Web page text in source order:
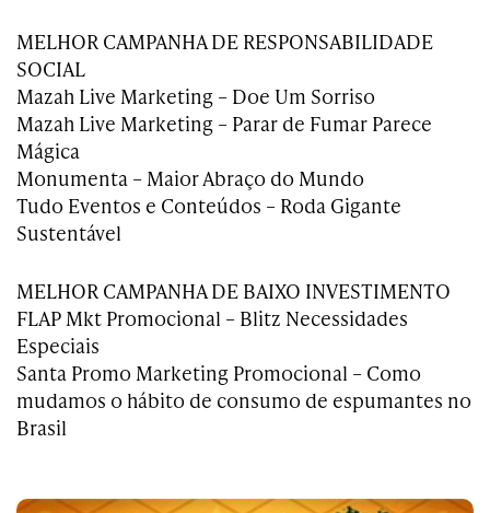
MELHOR CAMPANHA DE RESPONSABILIDADE
SOCIAL
Mazah Live Marketing – Doe Um Sorriso
Mazah Live Marketing – Parar de Fumar Parece
Mágica
Monumenta – Maior Abraço do Mundo
Tudo Eventos e Conteúdos – Roda Gigante
Sustentável
MELHOR CAMPANHA DE BAIXO INVESTIMENTO
FLAP Mkt Promocional – Blitz Necessidades
Especiais
Santa Promo Marketing Promocional – Como
mudamos o hábito de consumo de espumantes no
Brasil